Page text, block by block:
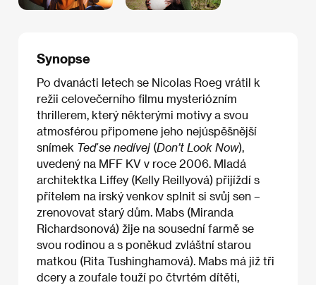
Synopse
Po dvanácti letech se Nicolas Roeg vrátil k
režii celovečerního filmu mysteriózním
thrillerem, který některými motivy a svou
atmosférou připomene jeho nejúspěšnější
snímek Teď se nedívej (Don’t Look Now),
uvedený na MFF KV v roce 2006. Mladá
architektka Liffey (Kelly Reillyová) přijíždí s
přítelem na irský venkov splnit si svůj sen –
zrenovovat starý dům. Mabs (Miranda
Richardsonová) žije na sousední farmě se
svou rodinou a s poněkud zvláštní starou
matkou (Rita Tushinghamová). Mabs má již tři
dcery a zoufale touží po čtvrtém dítěti,